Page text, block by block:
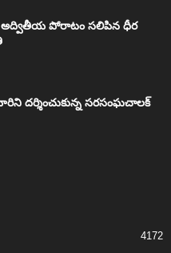
పోరాటం సలిపిన ధీర
దర్శించుకున్న సరసంఘచాలక్
4172